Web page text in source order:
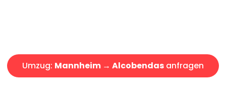
Umzug: Mannheim → Alcobendas anfragen